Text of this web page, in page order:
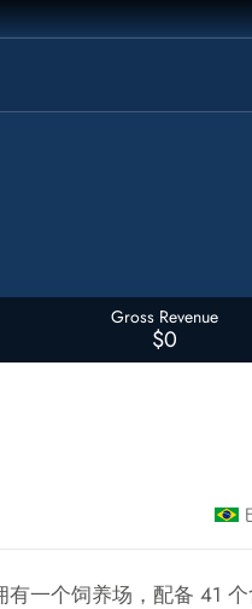
Gross Revenue
$0
一个饲养场，配备 41